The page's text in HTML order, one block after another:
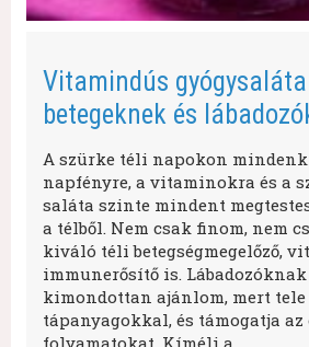
Vitamindús
betegeknek és
A szürke téli napokon
napfényre, a vitaminokra és a
saláta szinte mindent
a télből. Nem csak finom, nem
kiváló téli betegségmegelőző,
immunerősítő is. Lábadozóknak
kimondottan ajánlom, mert tele
tápanyagokkal, és támogatja
folyamatokat. Kíméli a…